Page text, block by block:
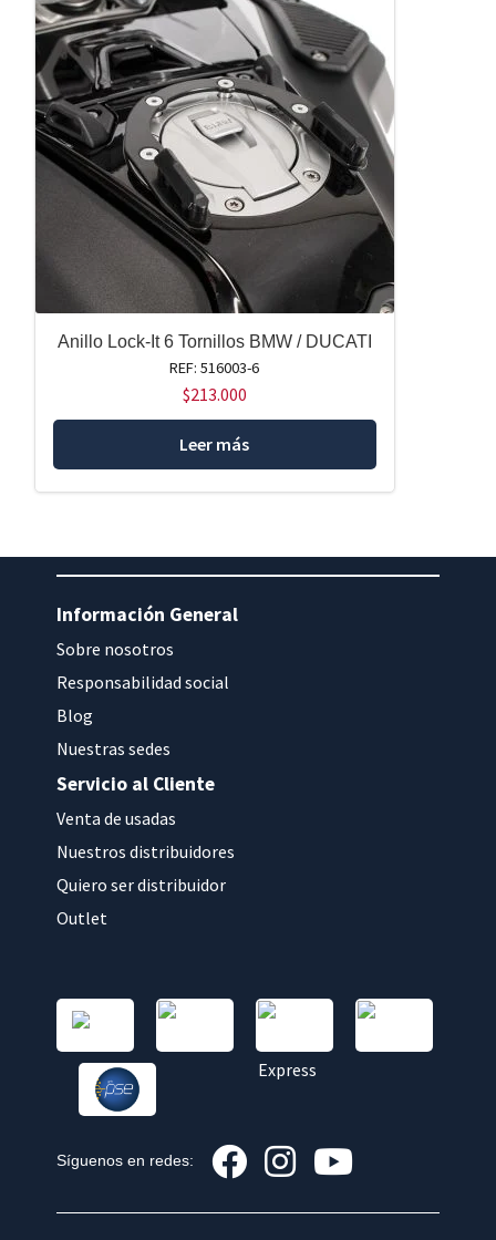
Anillo Lock-It 6 Tornillos BMW / DUCATI
REF: 516003-6
$213.000
Leer más
Información General
Sobre nosotros
Responsabilidad social
Blog
Nuestras sedes
Servicio al Cliente
Venta de usadas
Nuestros distribuidores
Quiero ser distribuidor
Outlet
Síguenos en redes: